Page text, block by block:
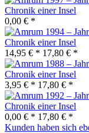
Chronik einer Insel
0,00 € *
Chronik einer Insel
14,95 € * 17,80 € *
Chronik einer Insel
3,95 € * 17,80 € *
Chronik einer Insel
0,00 € * 17,80 € *
Kunden haben sich